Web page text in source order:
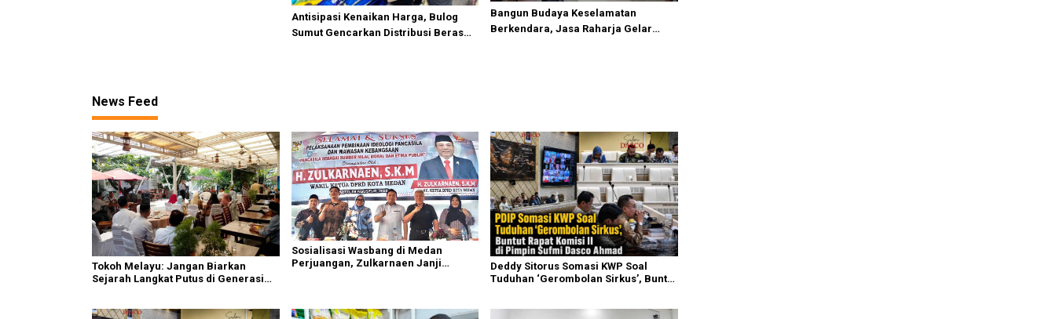
Antisipasi Kenaikan Harga, Bulog
Sumut Gencarkan Distribusi Beras
Bangun Budaya Keselamatan
Berkendara, Jasa Raharja Gelar
News Feed
Tokoh Melayu: Jangan Biarkan
Sejarah Langkat Putus di Generasi
Sosialisasi Wasbang di Medan
Perjuangan, Zulkarnaen Janji
Deddy Sitorus Somasi KWP Soal
Tuduhan ‘Gerombolan Sirkus’, Buntut